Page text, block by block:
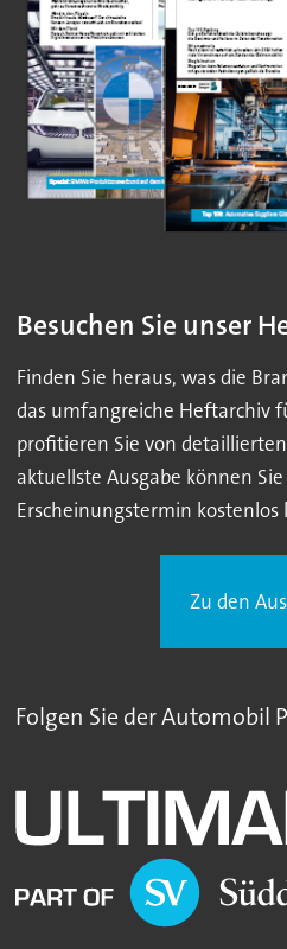
Besuchen Sie unser
Finden Sie heraus, was die
das umfangreiche Heftarchiv
profitieren Sie von
aktuellste Ausgabe können
Erscheinungstermin kostenlos
Zu den
Folgen Sie der Automobil